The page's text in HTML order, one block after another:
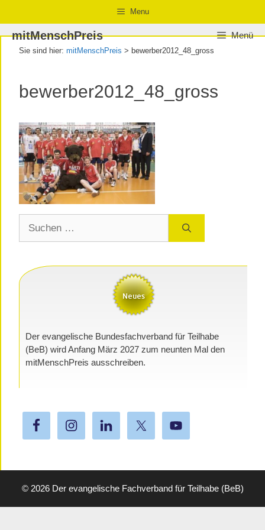
Inhalt
springen
Navigation
springen
Inhalt
springen
Menu
mitMenschPreis Menü
Sie sind hier: mitMenschPreis > bewerber2012_48_gross
bewerber2012_48_gross
nach:
Der evangelische Bundesfachverband für Teilhabe
(BeB) wird Anfang März 2027 zum neunten Mal den
mitMenschPreis ausschreiben.
© 2026 Der evangelische Fachverband für Teilhabe (BeB)